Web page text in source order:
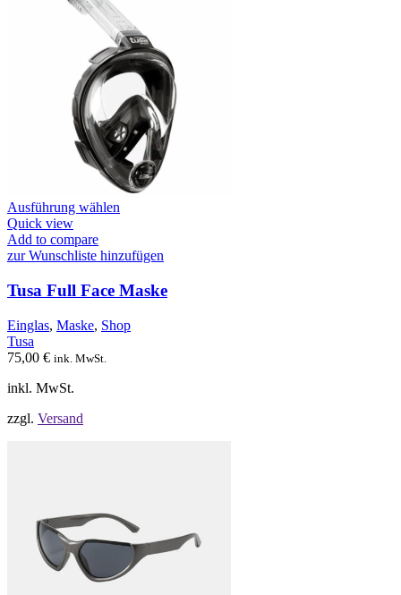
Ausführung wählen
mehrere
auf.
Die
Optionen
können
Quick view
Add to compare
zur Wunschliste hinzufügen
Tusa Full Face Maske
Einglas, Maske, Shop
Tusa
75,00 € ink. MwSt.
inkl. MwSt.
zzgl. Versand